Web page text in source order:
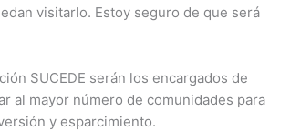
visitarlo. Estoy seguro de que será
SUCEDE serán los encargados de
al mayor número de comunidades para
y esparcimiento.